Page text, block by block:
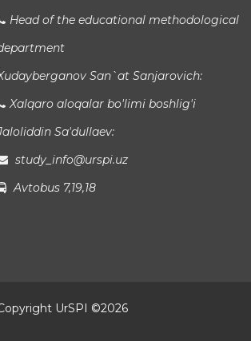
Head of the educational methodological
San`at Sanjarovich:
Xalqaro aloqalar bo'limi boshlig'i
Sa'dullaev:
study_info@urspi.uz
Avtobus 7,19,18
UrSPI ©2026